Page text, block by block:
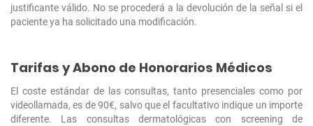
justificante válido. No se procederá a la devolución de la señal si el
paciente ya ha solicitado una modificación.
Tarifas y Abono de Honorarios Médicos
El coste estándar de las consultas, tanto presenciales como por
videollamada, es de 90€, salvo que el facultativo indique un importe
diferente. Las consultas dermatológicas con screening de